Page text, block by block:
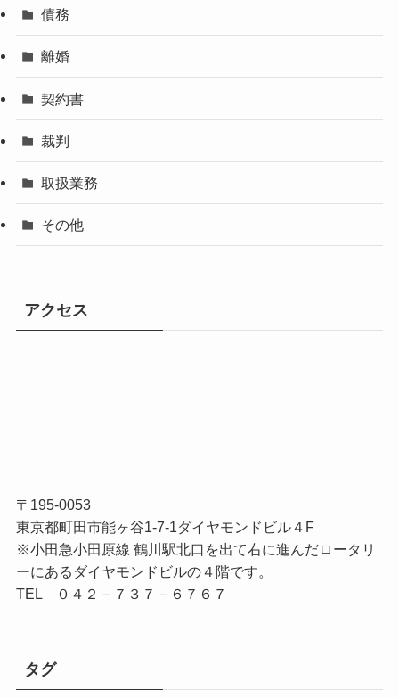
債務
離婚
契約書
裁判
取扱業務
その他
アクセス
〒195-0053
東京都町田市能ヶ谷1-7-1ダイヤモンドビル４F
※小田急小田原線 鶴川駅北口を出て右に進んだロータリ
ーにあるダイヤモンドビルの４階です。
TEL ０４２－７３７－６７６７
タグ